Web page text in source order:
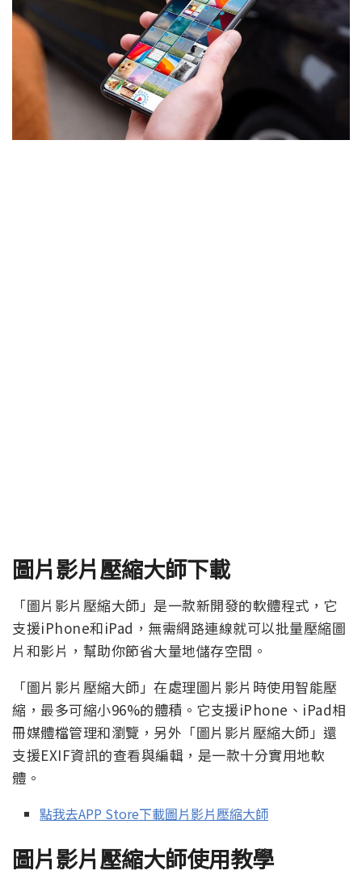
圖片影片壓縮大師下載
「圖片影片壓縮大師」是一款新開發的軟體程式，它
支援iPhone和iPad，無需網路連線就可以批量壓縮圖
片和影片，幫助你節省大量地儲存空間。
「圖片影片壓縮大師」在處理圖片影片時使用智能壓
縮，最多可縮小96%的體積。它支援iPhone、iPad相
冊媒體檔管理和瀏覽，另外「圖片影片壓縮大師」還
支援EXIF資訊的查看與編輯，是一款十分實用地軟
體。
點我去APP Store下載圖片影片壓縮大師
圖片影片壓縮大師使用教學